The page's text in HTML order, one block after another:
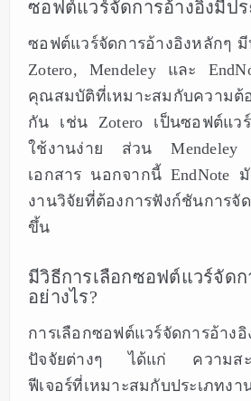
ซอฟต์แวร์จัดการอ้างอิงมีปร
ซอฟต์แวร์จัดการอ้างอิงหลักๆ
Zotero, Mendeley และ
คุณสมบัติที่เหมาะสมกับความต้
กัน เช่น Zotero เป็นซอฟต์แว
ใช้งานง่าย ส่วน Mendeley
เอกสาร นอกจากนี้ EndNote
งานวิจัยที่ต้องการฟังก์ชันการ
ขึ้น
มีวิธีการเลือกซอฟต์แวร์จัดก
อย่างไร?
การเลือกซอฟต์แวร์จัดการอ้าง
ปัจจัยต่างๆ ได้แก่ ความสะ
ฟีเจอร์ที่เหมาะสมกับประเภ